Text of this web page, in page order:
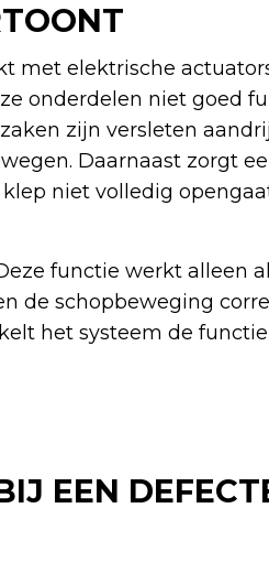
met elektrische
onderdelen niet goed
zijn versleten
Daarnaast zorgt
niet volledig
functie werkt alleen
de schopbeweging
het systeem de
EEN